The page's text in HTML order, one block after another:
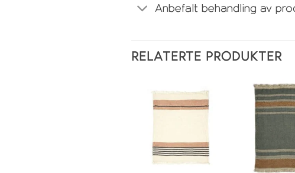
Anbefalt behandling av
RELATERTE PRODUKTER
Legg i
ønskeliste